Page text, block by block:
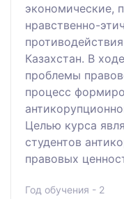
экономические,
нравственно-
Казахстан. В
проблемы
процесс
Целью курса
студентов
правовых
Год обучения - 2